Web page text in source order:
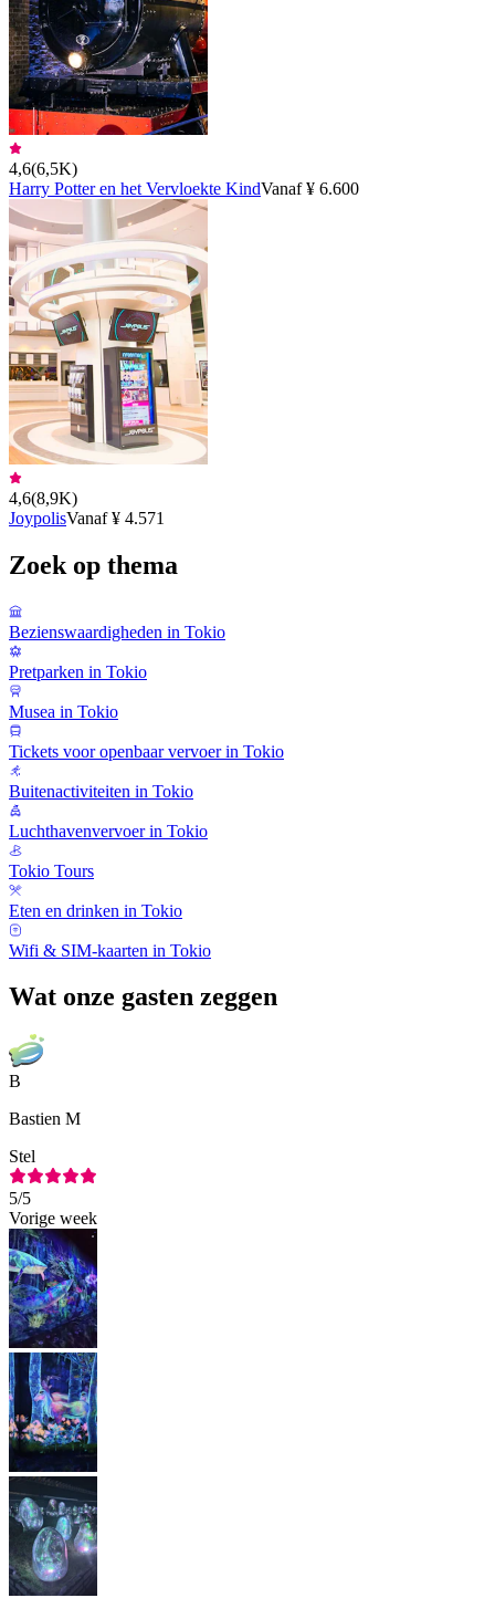
4,6(6,5K)
Harry Potter en het Vervloekte KindVanaf ¥ 6.600
4,6(8,9K)
JoypolisVanaf ¥ 4.571
Zoek op thema
Bezienswaardigheden in Tokio
Pretparken in Tokio
Musea in Tokio
Tickets voor openbaar vervoer in Tokio
Buitenactiviteiten in Tokio
Luchthavenvervoer in Tokio
Tokio Tours
Eten en drinken in Tokio
Wifi & SIM-kaarten in Tokio
Wat onze gasten zeggen
B
Bastien M
Stel
5/5
Vorige week